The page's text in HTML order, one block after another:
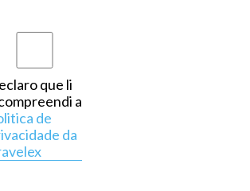
que li
a
de
da
primeiro
banco do
país a
operar
exclusivamente
em